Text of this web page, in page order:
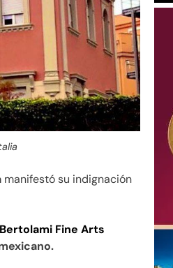
manifestó su indignación
Fine Arts